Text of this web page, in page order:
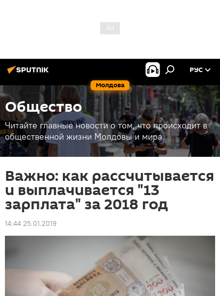
Молдова
РУС
Общество
Читайте главные новости о том, что происходит в
общественной жизни Молдовы и мира.
Важно: как рассчитывается
и выплачивается "13
зарплата" за 2018 год
14:44 25.01.2019